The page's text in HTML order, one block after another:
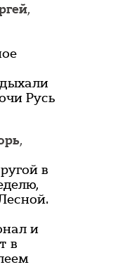
,
Русь
,
в
и
в